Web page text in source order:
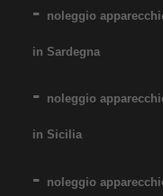
noleggio
in Sardegna
noleggio
in Sicilia
noleggio